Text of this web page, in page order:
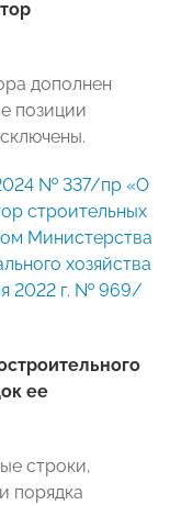
дополнен
позиции
№ 337/пр «О
строительных
Министерства
хозяйства
2022 г. № 969/
ее
строки,
порядка